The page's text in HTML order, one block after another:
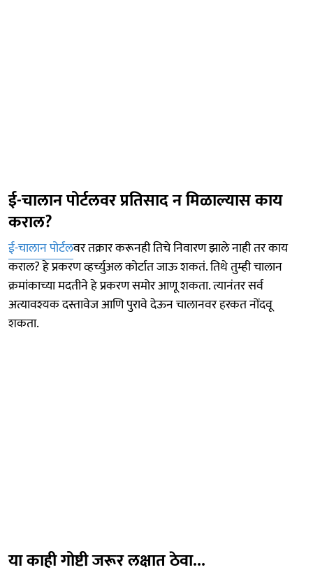
ई-चालान पोर्टलवर प्रतिसाद न मिळाल्यास काय
कराल?
ई-चालान पोर्टलवर तक्रार करूनही तिचे निवारण झाले नाही तर काय
कराल? हे प्रकरण व्हर्च्युअल कोर्टात जाऊ शकतं. तिथे तुम्ही चालान
क्रमांकाच्या मदतीने हे प्रकरण समोर आणू शकता. त्यानंतर सर्व
अत्यावश्यक दस्तावेज आणि पुरावे देऊन चालानवर हरकत नोंदवू
शकता.
या काही गोष्टी जरूर लक्षात ठेवा...